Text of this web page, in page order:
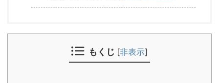
もくじ [非表示]